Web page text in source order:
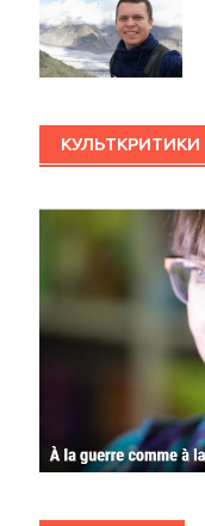
КУЛЬТКРИТИКИ